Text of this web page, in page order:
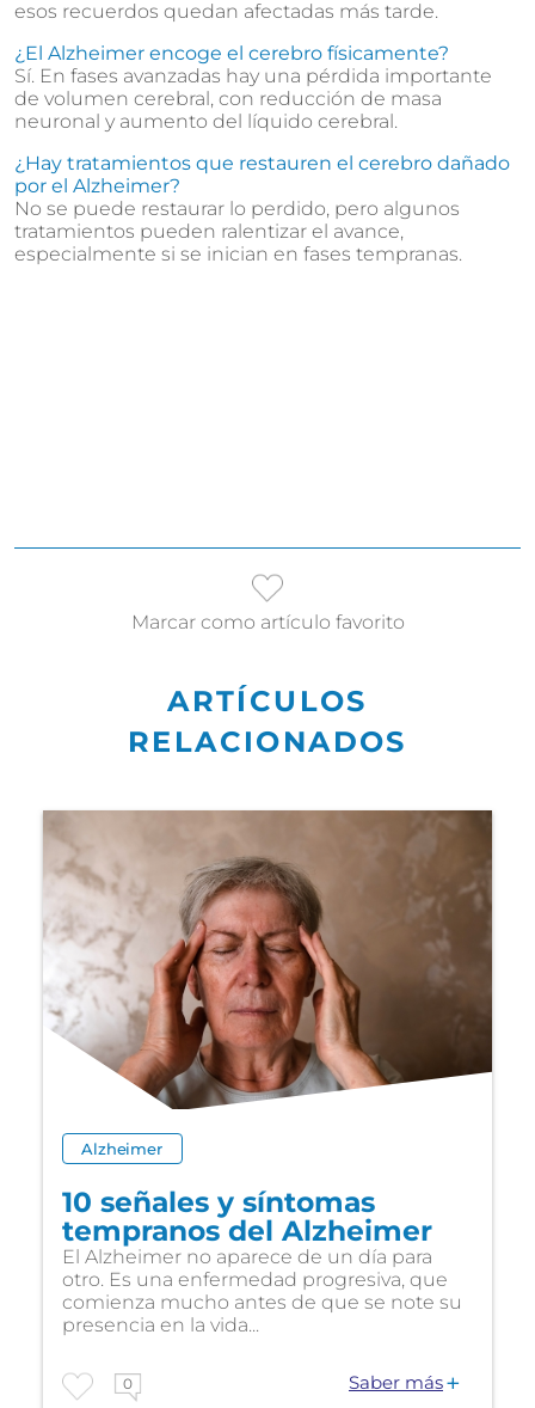
esos recuerdos quedan afectadas más tarde.
¿El Alzheimer encoge el cerebro físicamente?
Sí. En fases avanzadas hay una pérdida importante
de volumen cerebral, con reducción de masa
neuronal y aumento del líquido cerebral.
¿Hay tratamientos que restauren el cerebro dañado
por el Alzheimer?
No se puede restaurar lo perdido, pero algunos
tratamientos pueden ralentizar el avance,
especialmente si se inician en fases tempranas.
Marcar como artículo favorito
ARTÍCULOS
RELACIONADOS
Alzheimer
10 señales y síntomas
tempranos del Alzheimer
El Alzheimer no aparece de un día para
otro. Es una enfermedad progresiva, que
comienza mucho antes de que se note su
presencia en la vida...
0 Saber más